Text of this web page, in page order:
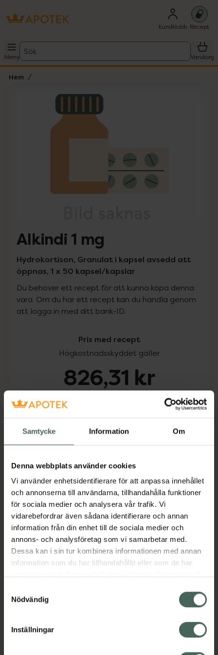
Samtycke Information Om
Denna webbplats använder cookies
Vi använder enhetsidentifierare för att anpassa innehållet
och annonserna till användarna, tillhandahålla funktioner
för sociala medier och analysera vår trafik. Vi
vidarebefordrar även sådana identifierare och annan
information från din enhet till de sociala medier och
annons- och analysföretag som vi samarbetar med.
Dessa kan i sin tur kombinera informationen med annan
information som du har tillhandahållit eller som de har
återkalla ditt samtycke via webbplatsens
cookieinställningar. Ett återkallat samtycke påverkar inte
lagligheten av behandling som skett innan återkallelsen.
Nödvändig
Inställningar
Kundklubb Recept
Meny
Sök
Varukorg
Hem
Lista: . Innehåller 1 objekt.
Alkindi 1 mg
Hydrokortison, Granulat i kapsel avsedd att
öppnas, 1 x 50 kapsel/kapslar
Du behöver ett recept för att kunna köpa denna
vara. Om du har ett recept kan du handla genom
att logga in med ditt bank-ID.
Pris med recept
Högkostnadsskyddet gäller
826,31 kr
Köp via ditt recept
Beskrivning Dölj
Läs alltid bipacksedeln innan
användning.
EAN:05714191003416
Visa